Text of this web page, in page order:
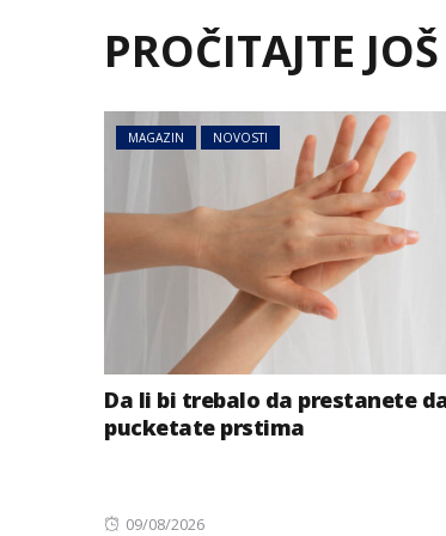
PROČITAJTE JOŠ
MAGAZIN NOVOSTI
Da li bi trebalo da prestanete
pucketate prstima
Posted
09/08/2026
NOVOSTI
Uključila
kupatila: